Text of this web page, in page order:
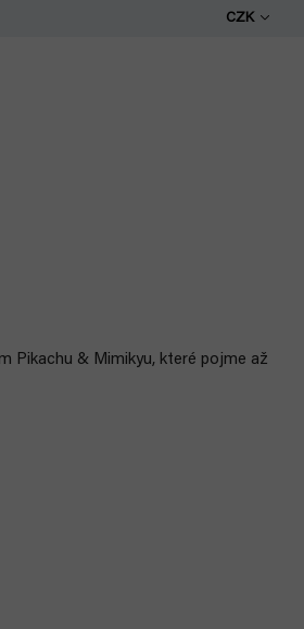
CZK
Pikachu & Mimikyu, které pojme až